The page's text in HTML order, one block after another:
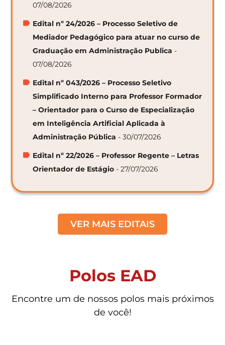
07/08/2026
Edital nº 24/2026 – Processo Seletivo de
Mediador Pedagógico para atuar no curso de
Graduação em Administração Publica -
07/08/2026
Edital nº 043/2026 – Processo Seletivo
Simplificado Interno para Professor Formador
– Orientador para o Curso de Especialização
em Inteligência Artificial Aplicada à
Administração Pública - 30/07/2026
Edital nº 22/2026 – Professor Regente – Letras
Orientador de Estágio - 27/07/2026
VER MAIS EDITAIS
Polos EAD
Encontre um de nossos polos mais próximos
de você!